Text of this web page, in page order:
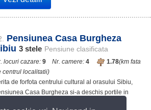
Pensiunea Casa Burgheza
3 stele Pensiune clasificata
locuri cazare: 9 Nr. camere: 4 1.78(km fata
centrul localitatii)
de forfota centrului cultural al orasului Sibiu,
Casa Burgheza si-a deschis portile in